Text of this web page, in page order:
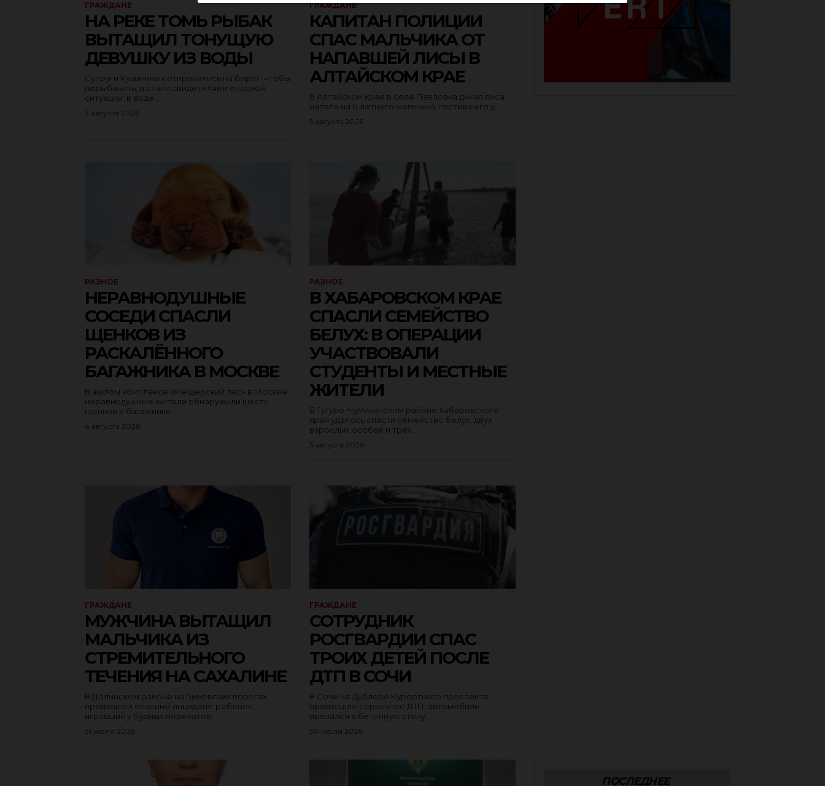
ГРАЖДАНЕ
НА РЕКЕ ТОМЬ РЫБАК
ВЫТАЩИЛ ТОНУЩУЮ
ДЕВУШКУ ИЗ ВОДЫ
Супруги Кузьминых отправились на берег, чтобы
порыбачить, и стали свидетелями опасной
ситуации: в воде...
7 августа 2026
ГРАЖДАНЕ
КАПИТАН ПОЛИЦИИ
СПАС МАЛЬЧИКА ОТ
НАПАВШЕЙ ЛИСЫ В
АЛТАЙСКОМ КРАЕ
В Алтайском крае в селе Павловка дикая лиса
напала на 6‑летнего мальчика, гостившего у...
5 августа 2026
РАЗНОЕ
НЕРАВНОДУШНЫЕ
СОСЕДИ СПАСЛИ
ЩЕНКОВ ИЗ
РАСКАЛЁННОГО
БАГАЖНИКА В МОСКВЕ
В жилом комплексе «Мещерский лес» в Москве
неравнодушные жители обнаружили шесть
щенков в багажнике...
4 августа 2026
РАЗНОЕ
В ХАБАРОВСКОМ КРАЕ
СПАСЛИ СЕМЕЙСТВО
БЕЛУХ: В ОПЕРАЦИИ
УЧАСТВОВАЛИ
СТУДЕНТЫ И МЕСТНЫЕ
ЖИТЕЛИ
В Тугуро-Чумиканском районе Хабаровского
края удалось спасти семейство белух, двух
взрослых особей и трёх...
3 августа 2026
ГРАЖДАНЕ
МУЖЧИНА ВЫТАЩИЛ
МАЛЬЧИКА ИЗ
СТРЕМИТЕЛЬНОГО
ТЕЧЕНИЯ НА САХАЛИНЕ
В Долинском районе на Быковских порогах
произошёл опасный инцидент: ребёнок,
игравший у бурных перекатов,...
31 июля 2026
ГРАЖДАНЕ
СОТРУДНИК
РОСГВАРДИИ СПАС
ТРОИХ ДЕТЕЙ ПОСЛЕ
ДТП В СОЧИ
В Сочи на Дублере Курортного проспекта
произошло серьёзное ДТП: автомобиль
врезался в бетонную стену...
30 июля 2026
ПОСЛЕДНЕЕ